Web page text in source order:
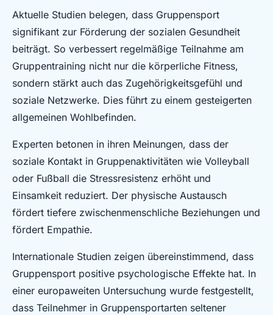
Aktuelle Studien belegen, dass Gruppensport
signifikant zur Förderung der sozialen Gesundheit
beiträgt. So verbessert regelmäßige Teilnahme am
Gruppentraining nicht nur die körperliche Fitness,
sondern stärkt auch das Zugehörigkeitsgefühl und
soziale Netzwerke. Dies führt zu einem gesteigerten
allgemeinen Wohlbefinden.
Experten betonen in ihren Meinungen, dass der
soziale Kontakt in Gruppenaktivitäten wie Volleyball
oder Fußball die Stressresistenz erhöht und
Einsamkeit reduziert. Der physische Austausch
fördert tiefere zwischenmenschliche Beziehungen und
fördert Empathie.
Internationale Studien zeigen übereinstimmend, dass
Gruppensport positive psychologische Effekte hat. In
einer europaweiten Untersuchung wurde festgestellt,
dass Teilnehmer in Gruppensportarten seltener